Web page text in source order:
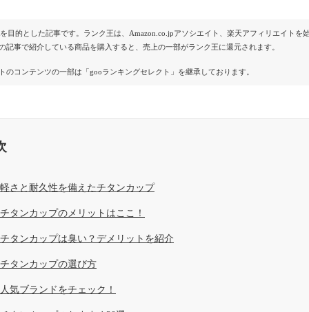
目的とした記事です。ランク王は、Amazon.co.jpアソシエイト、楽天アフィリエイト
記事で紹介している商品を購入すると、売上の一部がランク王に還元されます。
のコンテンツの一部は「gooランキングセレクト」を継承しております。
軽さと耐久性を備えたチタンカップ
チタンカップのメリットはここ！
チタンカップは臭い？デメリットを紹介
チタンカップの選び方
人気ブランドをチェック！